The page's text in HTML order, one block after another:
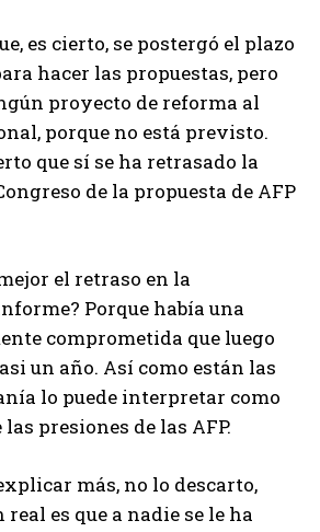
es cierto, se postergó el plazo
hacer las propuestas, pero
proyecto de reforma al
porque no está previsto.
que sí se ha retrasado la
de la propuesta de AFP
el retraso en la
Porque había una
comprometida que luego
un año. Así como están las
lo puede interpretar como
presiones de las AFP.
más, no lo descarto,
es que a nadie se le ha